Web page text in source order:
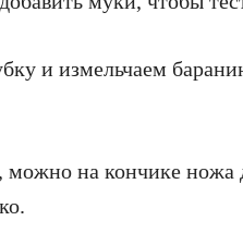
и измельчаем
на кончике ножа